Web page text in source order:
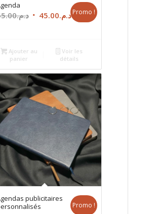
د.م. Le
était :
د.م.55.00.
د.م.45.00
Le
est :
Promo !
Ajouter au
panier
Voir les
détails
publicitaires
Promo !